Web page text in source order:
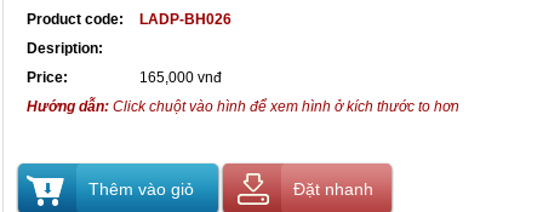
Product code:
LADP-BH026
Desription:
Price:
165,000 vnđ
Hướng dẫn: Click chuột vào hình để xem hình ở kích thước to hơn
Thêm vào giỏ Đặt nhanh